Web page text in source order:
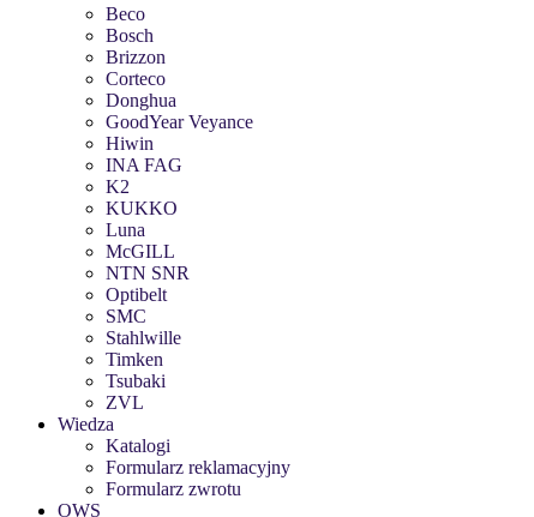
Beco
Bosch
Brizzon
Corteco
Donghua
GoodYear Veyance
Hiwin
INA FAG
K2
KUKKO
Luna
McGILL
NTN SNR
Optibelt
SMC
Stahlwille
Timken
Tsubaki
ZVL
Wiedza
Katalogi
Formularz reklamacyjny
Formularz zwrotu
OWS